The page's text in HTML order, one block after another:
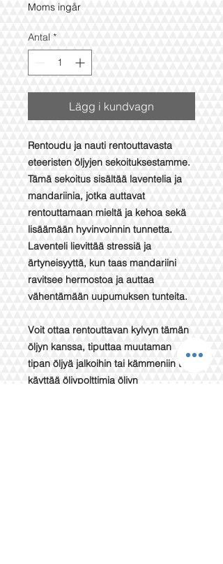
Moms ingår
Antal *
Lägg i kundvagn
Rentoudu ja nauti rentouttavasta
eteeristen öljyjen sekoituksestamme.
Tämä sekoitus sisältää laventelia ja
mandariinia, jotka auttavat
rentouttamaan mieltä ja kehoa sekä
lisäämään hyvinvoinnin tunnetta.
Laventeli lievittää stressiä ja
ärtyneisyyttä, kun taas mandariini
ravitsee hermostoa ja auttaa
vähentämään uupumuksen tunteita.
Voit ottaa rentouttavan kylvyn tämän
öljyn kanssa, tiputtaa muutaman
tipan öljyä jalkoihin tai kämmeniin tai
käyttää öljypolttimia öljyn